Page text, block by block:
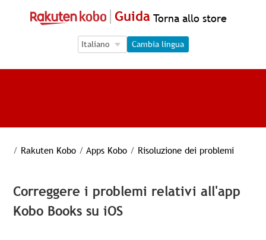
Guida Torna allo store
Language Selection
Language Selection
Cambia lingua
/ Rakuten Kobo / Apps Kobo / Risoluzione dei problemi
Correggere i problemi relativi all'app
Kobo Books su iOS